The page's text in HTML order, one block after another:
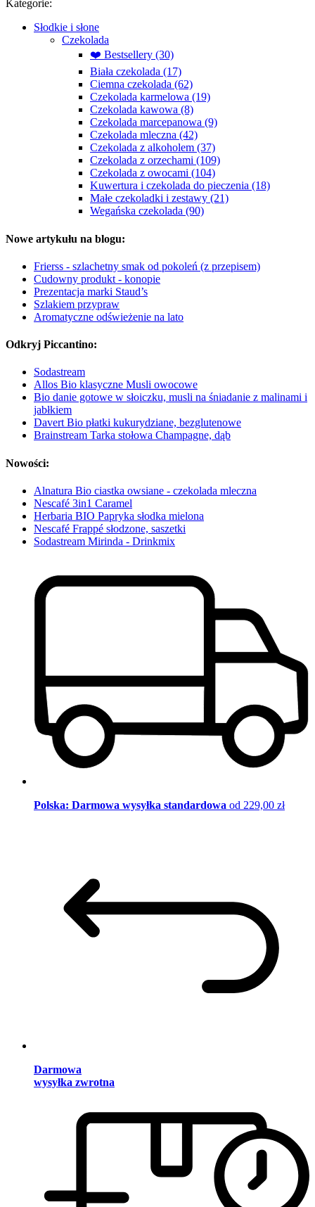
Kategorie:
Słodkie i słone
Czekolada
❤️ Bestsellery (30)
Biała czekolada (17)
Ciemna czekolada (62)
Czekolada karmelowa (19)
Czekolada kawowa (8)
Czekolada marcepanowa (9)
Czekolada mleczna (42)
Czekolada z alkoholem (37)
Czekolada z orzechami (109)
Czekolada z owocami (104)
Kuwertura i czekolada do pieczenia (18)
Małe czekoladki i zestawy (21)
Wegańska czekolada (90)
Nowe artykułu na blogu:
Frierss - szlachetny smak od pokoleń (z przepisem)
Cudowny produkt - konopie
Prezentacja marki Staud’s
Szlakiem przypraw
Aromatyczne odświeżenie na lato
Odkryj Piccantino:
Sodastream
Allos Bio klasyczne Musli owocowe
Bio danie gotowe w słoiczku, musli na śniadanie z malinami i
jabłkiem
Davert Bio płatki kukurydziane, bezglutenowe
Brainstream Tarka stołowa Champagne, dąb
Nowości:
Alnatura Bio ciastka owsiane - czekolada mleczna
Nescafé 3in1 Caramel
Herbaria BIO Papryka słodka mielona
Nescafé Frappé słodzone, saszetki
Sodastream Mirinda - Drinkmix
Polska: Darmowa wysyłka standardowa od 229,00 zł
Darmowa
wysyłka zwrotna